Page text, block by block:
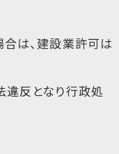
は、建設業許可は
反となり行政処